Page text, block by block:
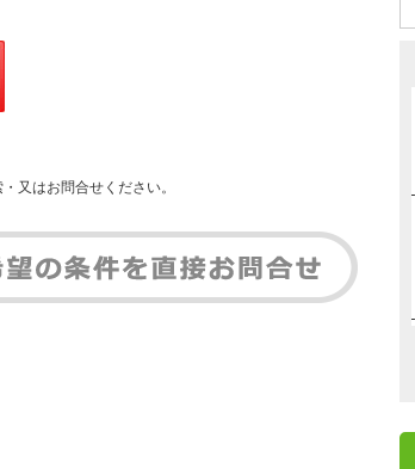
又はお問合せください。